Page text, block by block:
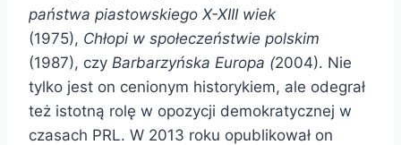
państwa piastowskiego X-XIII wiek
(1975), Chłopi w społeczeństwie polskim
(1987), czy Barbarzyńska Europa (2004). Nie
tylko jest on cenionym historykiem, ale odegrał
też istotną rolę w opozycji demokratycznej w
czasach PRL. W 2013 roku opublikował on